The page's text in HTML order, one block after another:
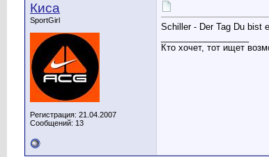
Киса
SportGirl
Регистрация: 21.04.2007
Сообщений: 13
Schiller - Der Tag Du bist
Кто хочет, тот ищет